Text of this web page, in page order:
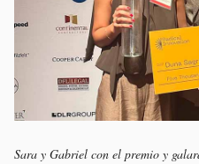
Sara y Gabriel con el premio y